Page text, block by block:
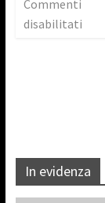
Commenti
disabilitati
In evidenza